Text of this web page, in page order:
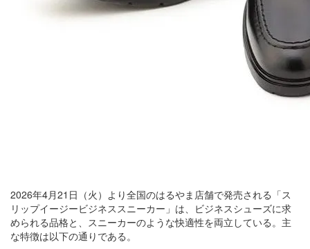
2026年4月21日（火）より全国のはるやま店舗で発売される「ス
リップイージービジネススニーカー」は、ビジネスシューズに求
められる品格と、スニーカーのような快適性を両立している。主
な特徴は以下の通りである。